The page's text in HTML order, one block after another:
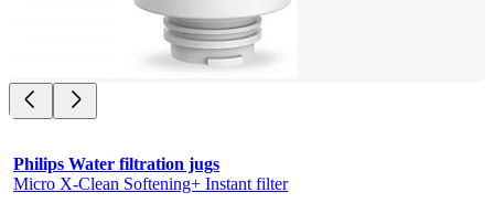
Philips Water filtration jugs
Micro X-Clean Softening+ Instant filter